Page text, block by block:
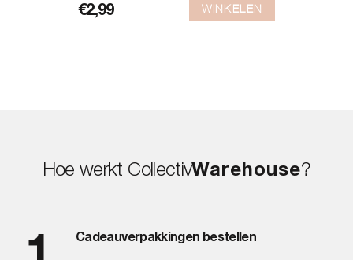
€2,99 WINKELEN
Hoe werkt CollectivWarehouse?
Cadeauverpakkingen bestellen